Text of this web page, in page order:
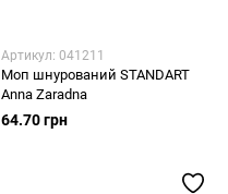
Артикул: 041211
Моп шнурований STANDART
Anna Zaradna
64.70 грн